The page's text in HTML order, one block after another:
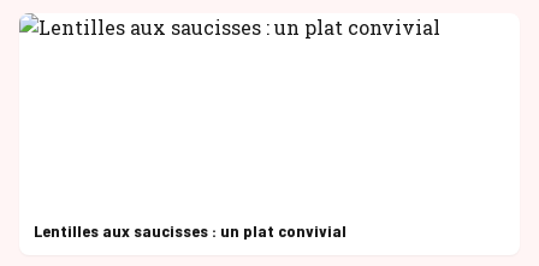
Lentilles aux saucisses : un plat convivial